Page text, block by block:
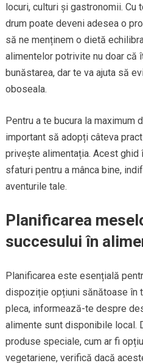
locuri, culturi și gastronomii. Cu
drum poate deveni adesea o
să ne menținem o dietă
alimentelor potrivite nu doar că
bunăstarea, dar te va ajuta să
oboseala.
Pentru a te bucura la maximum
important să adopți câteva
privește alimentația. Acest ghid
sfaturi pentru a mânca bine,
aventurile tale.
Planificarea
succesului în
Planificarea este esențială
dispoziție opțiuni sănătoase în
pleca, informează-te despre
alimente sunt disponibile local.
produse speciale, cum ar fi
vegetariene, verifică dacă